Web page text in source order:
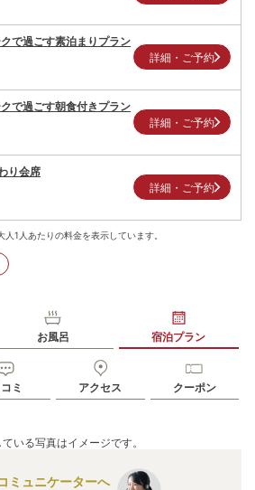
で過ごす素泊まりプラン
詳細・ご予約
で過ごす朝食付きプラン
詳細・ご予約
り会席
詳細・ご予約
1人あたりの料金を表示しています。
お風呂 宿泊プラン
ミ アクセス クーポン
いる写真はイメージです。
ミュニケーターへ